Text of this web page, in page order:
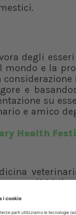
degli
e la
e
su
e amico
Health
(2004).
animali da
maturato